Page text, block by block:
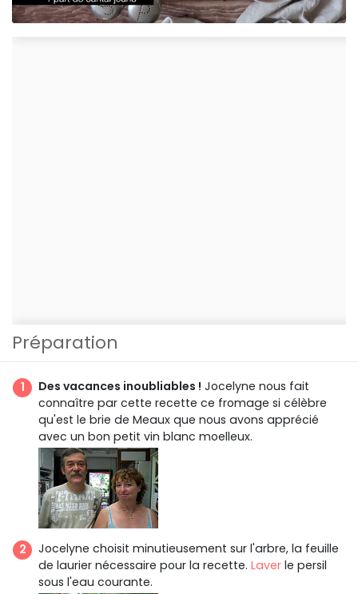
Préparation
Des vacances inoubliables ! Jocelyne nous fait
connaître par cette recette ce fromage si célèbre
qu'est le brie de Meaux que nous avons apprécié
avec un bon petit vin blanc moelleux.
Jocelyne choisit minutieusement sur l'arbre, la feuille
de laurier nécessaire pour la recette. Laver le persil
sous l'eau courante.